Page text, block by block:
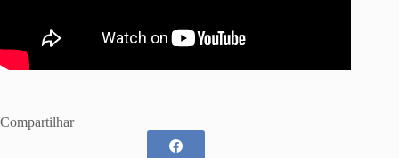
Compartilhar